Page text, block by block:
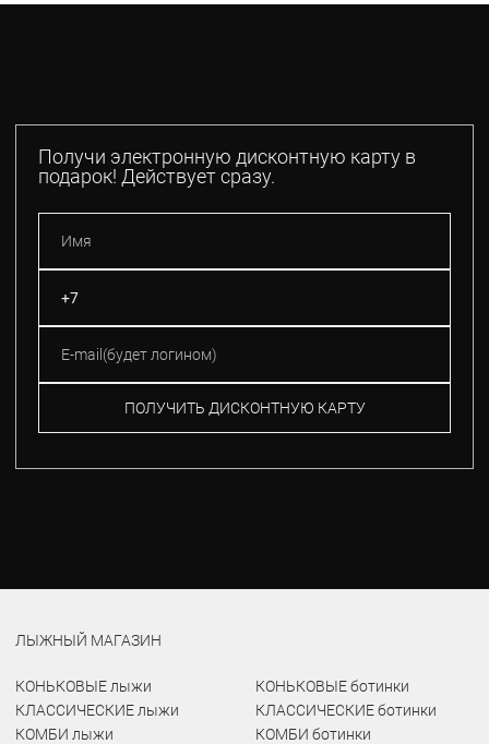
Получи электронную дисконтную карту в
подарок! Действует сразу.
ПОЛУЧИТЬ ДИСКОНТНУЮ КАРТУ
ЛЫЖНЫЙ МАГАЗИН
КОНЬКОВЫЕ лыжи
КЛАССИЧЕСКИЕ лыжи
КОМБИ лыжи
КОНЬКОВЫЕ ботинки
КЛАССИЧЕСКИЕ ботинки
КОМБИ ботинки